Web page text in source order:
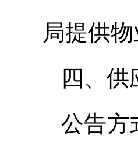
局提供
四、
公告方